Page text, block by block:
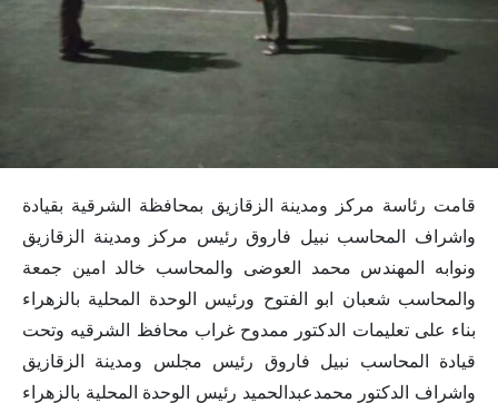
قامت رئاسة مركز ومدينة الزقازيق بمحافظة الشرقية بقيادة
واشراف المحاسب نبيل فاروق رئيس مركز ومدينة الزقازيق
ونوابه المهندس محمد العوضى والمحاسب خالد امين جمعة
والمحاسب شعبان ابو الفتوح ورئيس الوحدة المحلية بالزهراء
بناء على تعليمات الدكتور ممدوح غراب محافظ الشرقيه وتحت
قيادة المحاسب نبيل فاروق رئيس مجلس ومدينة الزقازيق
واشراف الدكتور محمدعبدالحميد رئيس الوحدة المحلية بالزهراء